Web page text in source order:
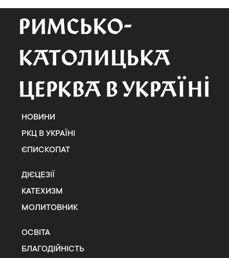
НОВИНИ
РКЦ В УКРАЇНІ
ЄПИСКОПАТ
ДІЄЦЕЗІЇ
КАТЕХИЗМ
МОЛИТОВНИК
ОСВІТА
БЛАГОДІЙНІСТЬ